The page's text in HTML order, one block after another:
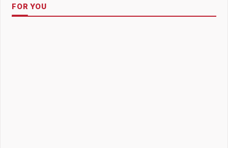
FOR YOU